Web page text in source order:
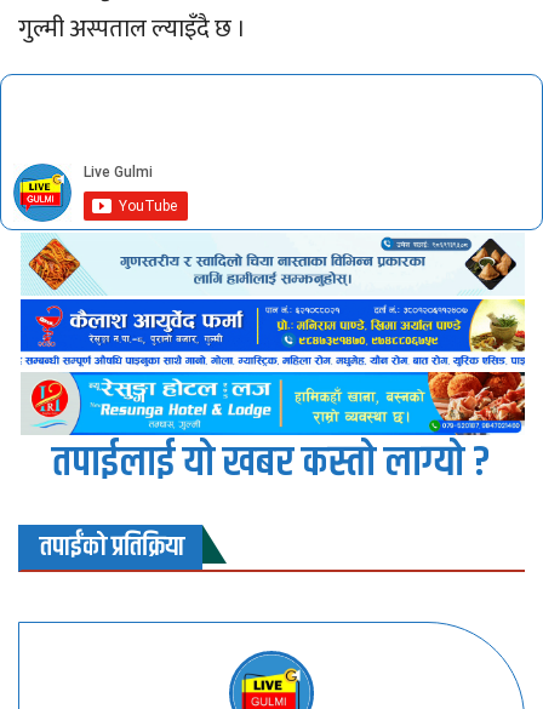
गुल्मी अस्पताल ल्याइँदै छ ।
तपाईलाई यो खबर कस्तो लाग्यो ?
तपाईंको प्रतिक्रिया